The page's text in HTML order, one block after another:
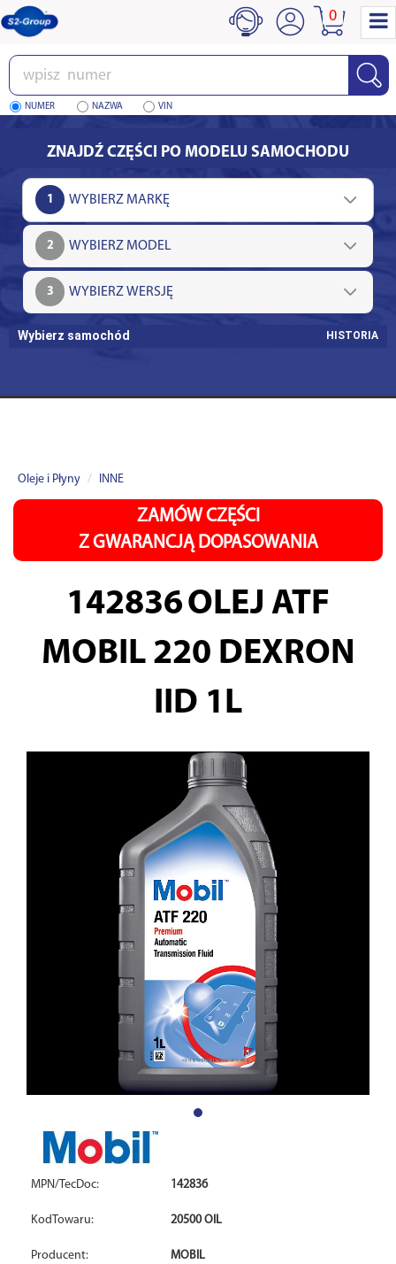
Wpisz
numer
NUMER NAZWA VIN
0
ZNAJDŹ CZĘŚCI PO MODELU SAMOCHODU
1
2
3
Wybierz samochód HISTORIA
Oleje i Płyny INNE
ZAMÓW CZĘŚCI
Z GWARANCJĄ DOPASOWANIA
142836OLEJ ATF
MOBIL 220 DEXRON
IID 1L
MPN/TecDoc: 142836
KodTowaru: 20500 OIL
Producent: MOBIL